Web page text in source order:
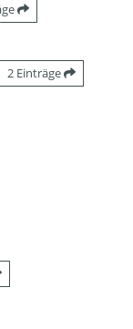
2 Einträge